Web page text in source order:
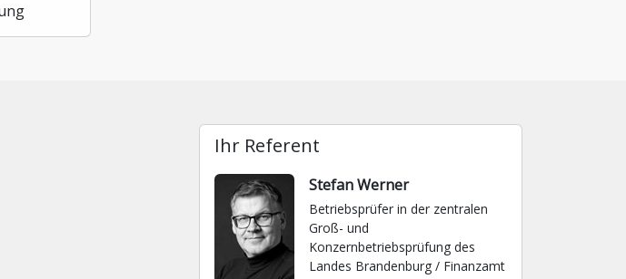
Ihr Referent
Stefan Werner
Betriebsprüfer in der zentralen
Groß- und
Konzernbetriebsprüfung des
Landes Brandenburg / Finanzamt